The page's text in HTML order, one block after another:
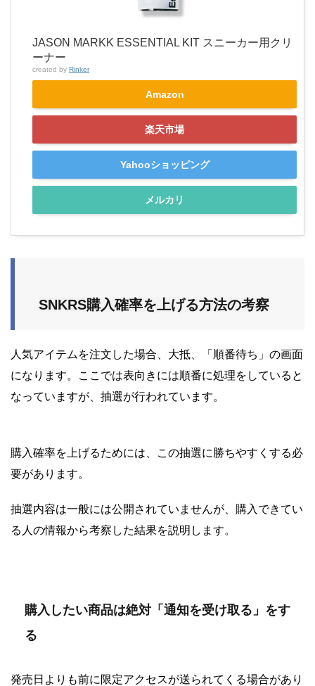
JASON MARKK ESSENTIAL KIT スニーカー用クリ
ーナー
created by Rinker
Amazon
楽天市場
Yahooショッピング
メルカリ
SNKRS購入確率を上げる方法の考察
人気アイテムを注文した場合、大抵、「順番待ち」の画面
になります。ここでは表向きには順番に処理をしていると
なっていますが、抽選が行われています。
購入確率を上げるためには、この抽選に勝ちやすくする必
要があります。
抽選内容は一般には公開されていませんが、購入できてい
る人の情報から考察した結果を説明します。
購入したい商品は絶対「通知を受け取る」をす
る
発売日よりも前に限定アクセスが送られてくる場合があり